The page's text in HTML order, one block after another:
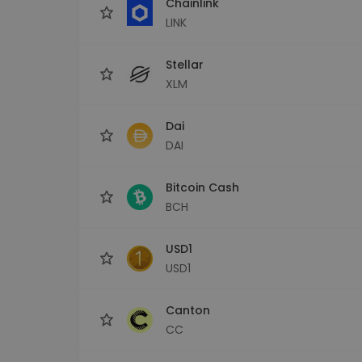
LINK
Stellar
XLM
Dai
DAI
Bitcoin Cash
BCH
USD1
USD1
Canton
CC